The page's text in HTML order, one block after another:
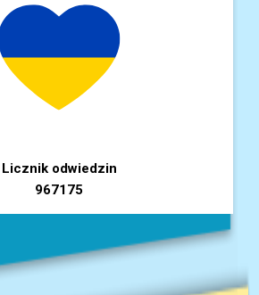
Licznik odwiedzin
967175